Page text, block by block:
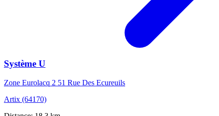
Système U
Zone Eurolacq 2 51 Rue Des Ecureuils
Artix (64170)